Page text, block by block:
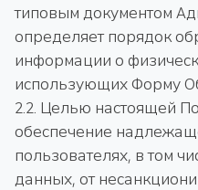
типовым документом
определяет порядок
информации о
использующих Форму
2.2. Целью настоящей
обеспечение
пользователях, в том
данных, от